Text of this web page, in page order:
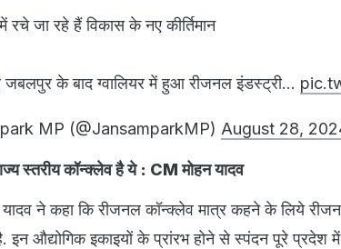
रचे जा रहे हैं विकास के नए कीर्तिमान
के बाद ग्वालियर में हुआ रीजनल इंडस्ट्री…
MP (@JansamparkMP) August 28,
स्तरीय कॉन्क्लेव है ये : CM मोहन यादव
यादव ने कहा कि रीजनल कॉन्क्लेव मात्र कहने के लिये
इन औद्योगिक इकाइयों के प्रांरभ होने से स्पंदन पूरे प्रदेश